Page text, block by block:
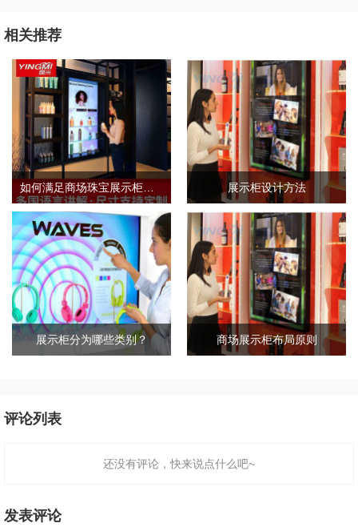
相关推荐
展示柜设计方法
展示柜分为哪些类别？ 商场展示柜布局原则
评论列表
还没有评论，快来说点什么吧~
发表评论